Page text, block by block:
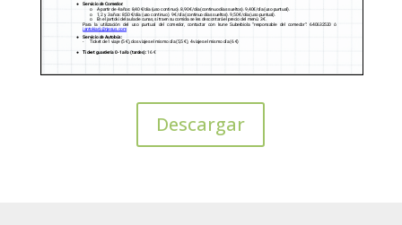
Descargar